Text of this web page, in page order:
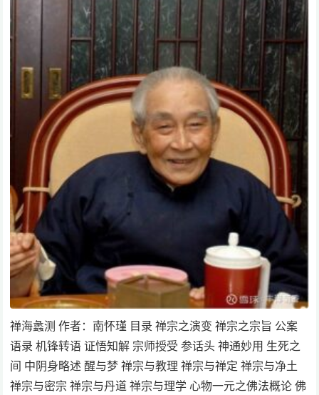
禅海蠡测 作者：南怀瑾 目录 禅宗之演变 禅宗之宗旨 公案
语录 机锋转语 证悟知解 宗师授受 参话头 神通妙用 生死之
间 中阴身略述 醒与梦 禅宗与教理 禅宗与禅定 禅宗与净土
禅宗与密宗 禅宗与丹道 禅宗与理学 心物一元之佛法概论 佛